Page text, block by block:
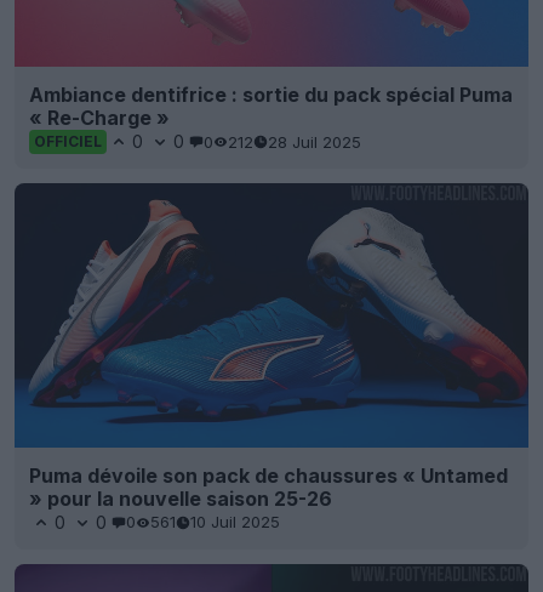
Ambiance dentifrice : sortie du pack spécial Puma
« Re-Charge »
OFFICIEL 0 0 0 212 28 Juil 2025
Puma dévoile son pack de chaussures « Untamed
» pour la nouvelle saison 25-26
0 0 0 561 10 Juil 2025